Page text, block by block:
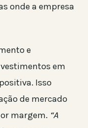
onde a empresa
e
em
Isso
de mercado
margem. “A